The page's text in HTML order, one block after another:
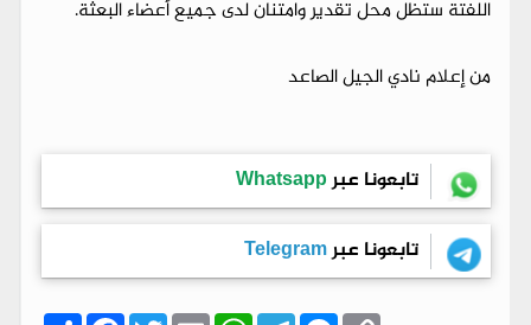
اللفتة ستظل محل تقدير وامتنان لدى جميع أعضاء البعثة.
من إعلام نادي الجيل الصاعد
تابعونا عبرWhatsapp
تابعونا عبرTelegram